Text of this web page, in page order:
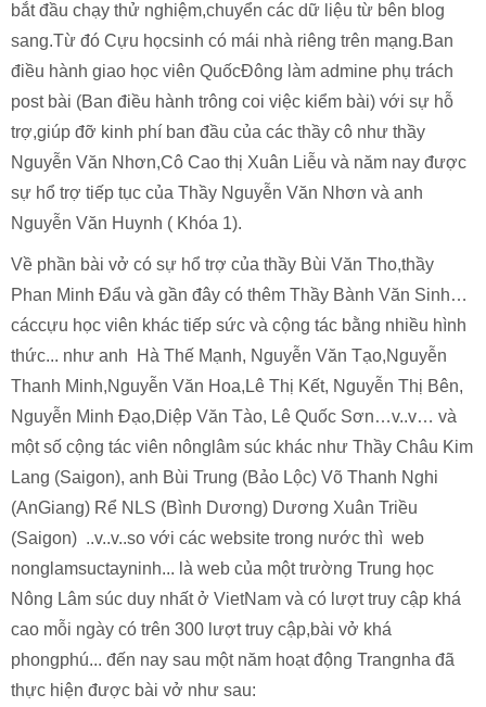
bắt đầu chạy thử nghiệm,chuyển các dữ liệu từ bên blog
sang.Từ đó Cựu họcsinh có mái nhà riêng trên mạng.Ban
điều hành giao học viên QuốcĐông làm admine phụ trách
post bài (Ban điều hành trông coi việc kiểm bài) với sự hỗ
trợ,giúp đỡ kinh phí ban đầu của các thầy cô như thầy
Nguyễn Văn Nhơn,Cô Cao thị Xuân Liễu và năm nay được
sự hổ trợ tiếp tục của Thầy Nguyễn Văn Nhơn và anh
Nguyễn Văn Huynh ( Khóa 1).
Về phần bài vở có sự hổ trợ của thầy Bùi Văn Tho,thầy
Phan Minh Đẩu và gần đây có thêm Thầy Bành Văn Sinh…
cáccựu học viên khác tiếp sức và cộng tác bằng nhiều hình
thức... như anh Hà Thế Mạnh, Nguyễn Văn Tạo,Nguyễn
Thanh Minh,Nguyễn Văn Hoa,Lê Thị Kết, Nguyễn Thị Bên,
Nguyễn Minh Đạo,Diệp Văn Tào, Lê Quốc Sơn…v..v… và
một số cộng tác viên nônglâm súc khác như Thầy Châu Kim
Lang (Saigon), anh Bùi Trung (Bảo Lộc) Võ Thanh Nghi
(AnGiang) Rể NLS (Bình Dương) Dương Xuân Triều
(Saigon) ..v..v..so với các website trong nước thì web
nonglamsuctayninh... là web của một trường Trung học
Nông Lâm súc duy nhất ở VietNam và có lượt truy cập khá
cao mỗi ngày có trên 300 lượt truy cập,bài vở khá
phongphú... đến nay sau một năm hoạt động Trangnha đã
thực hiện được bài vở như sau: